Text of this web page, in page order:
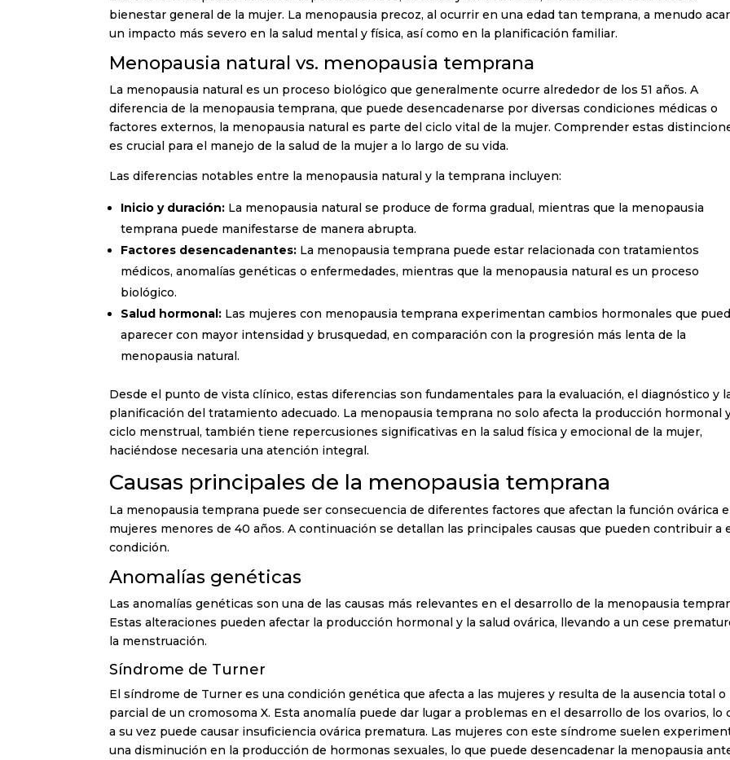
bienestar general de la mujer. La menopausia precoz, al ocurrir en una edad tan temprana, a menudo
un impacto más severo en la salud mental y física, así como en la planificación familiar.
Menopausia natural vs. menopausia temprana
La menopausia natural es un proceso biológico que generalmente ocurre alrededor de los 51 años. A
diferencia de la menopausia temprana, que puede desencadenarse por diversas condiciones médicas o
factores externos, la menopausia natural es parte del ciclo vital de la mujer. Comprender estas
es crucial para el manejo de la salud de la mujer a lo largo de su vida.
Las diferencias notables entre la menopausia natural y la temprana incluyen:
Inicio y duración: La menopausia natural se produce de forma gradual, mientras que la menopausia
temprana puede manifestarse de manera abrupta.
Factores desencadenantes: La menopausia temprana puede estar relacionada con tratamientos
médicos, anomalías genéticas o enfermedades, mientras que la menopausia natural es un proceso
biológico.
Salud hormonal: Las mujeres con menopausia temprana experimentan cambios hormonales que
aparecer con mayor intensidad y brusquedad, en comparación con la progresión más lenta de la
menopausia natural.
Desde el punto de vista clínico, estas diferencias son fundamentales para la evaluación, el diagnóstico y
planificación del tratamiento adecuado. La menopausia temprana no solo afecta la producción hormonal
ciclo menstrual, también tiene repercusiones significativas en la salud física y emocional de la mujer,
haciéndose necesaria una atención integral.
Causas principales de la menopausia temprana
La menopausia temprana puede ser consecuencia de diferentes factores que afectan la función ovárica
mujeres menores de 40 años. A continuación se detallan las principales causas que pueden contribuir a
condición.
Anomalías genéticas
Las anomalías genéticas son una de las causas más relevantes en el desarrollo de la menopausia
Estas alteraciones pueden afectar la producción hormonal y la salud ovárica, llevando a un cese
la menstruación.
Síndrome de Turner
El síndrome de Turner es una condición genética que afecta a las mujeres y resulta de la ausencia total o
parcial de un cromosoma X. Esta anomalía puede dar lugar a problemas en el desarrollo de los ovarios, lo
a su vez puede causar insuficiencia ovárica prematura. Las mujeres con este síndrome suelen
una disminución en la producción de hormonas sexuales, lo que puede desencadenar la menopausia